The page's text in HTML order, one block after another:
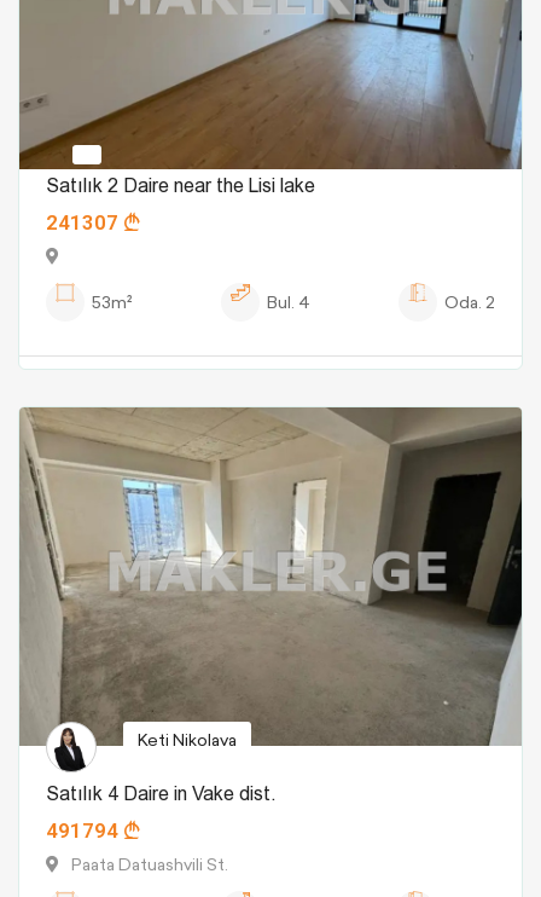
Satılık 2 Daire near the Lisi lake
241307
53m² Bul. 4 Oda. 2
Keti Nikolava
Satılık 4 Daire in Vake dist.
491794
Paata Datuashvili St.